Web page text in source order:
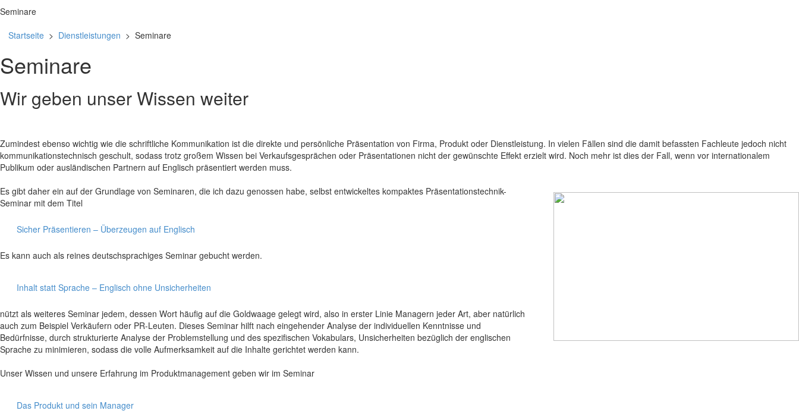
Seminare
Startseite > Dienstleistungen > Seminare
Seminare
Wir geben unser Wissen weiter
Zumindest ebenso wichtig wie die schriftliche Kommunikation ist die direkte und persönliche Präsentation von Firma, Produkt oder Dienstleistung. In vielen Fällen sind die damit befassten Fachleute jedoch nicht
kommunikationstechnisch geschult, sodass trotz großem Wissen bei Verkaufsgesprächen oder Präsentationen nicht der gewünschte Effekt erzielt wird. Noch mehr ist dies der Fall, wenn vor internationalem
Publikum oder ausländischen Partnern auf Englisch präsentiert werden muss.
Es gibt daher ein auf der Grundlage von Seminaren, die ich dazu genossen habe, selbst entwickeltes kompaktes Präsentationstechnik-
Seminar mit dem Titel
Sicher Präsentieren – Überzeugen auf Englisch
Es kann auch als reines deutschsprachiges Seminar gebucht werden.
Inhalt statt Sprache – Englisch ohne Unsicherheiten
nützt als weiteres Seminar jedem, dessen Wort häufig auf die Goldwaage gelegt wird, also in erster Linie Managern jeder Art, aber natürlich
auch zum Beispiel Verkäufern oder PR-Leuten. Dieses Seminar hilft nach eingehender Analyse der individuellen Kenntnisse und
Bedürfnisse, durch strukturierte Analyse der Problemstellung und des spezifischen Vokabulars, Unsicherheiten bezüglich der englischen
Sprache zu minimieren, sodass die volle Aufmerksamkeit auf die Inhalte gerichtet werden kann.
Unser Wissen und unsere Erfahrung im Produktmanagement geben wir im Seminar
Das Produkt und sein Manager